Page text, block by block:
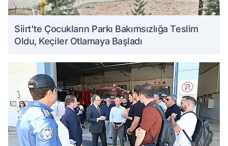
Siirt'te Çocukların Parkı Bakımsızlığa Teslim
Oldu, Keçiler Otlamaya Başladı